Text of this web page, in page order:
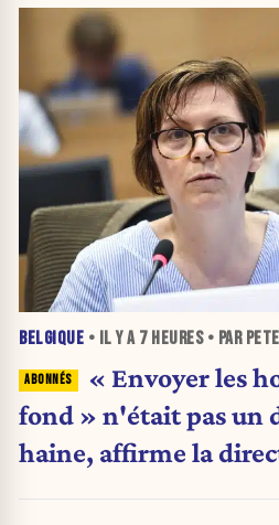
BELGIQUE • IL Y A 7 HEURES• PAR
« Envoyer les
fond » n'était pas un
haine, affirme la